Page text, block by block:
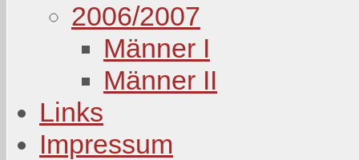
2006/2007
Männer I
Männer II
Links
Impressum